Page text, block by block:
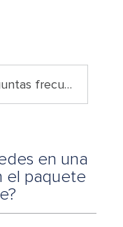
Busca en nuestras Preguntas frecuentes
en una
el paquete